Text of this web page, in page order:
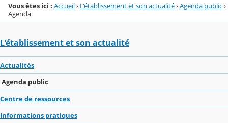
Vous êtes ici : Accueil› L'établissement et son actualité›Agenda public›
Agenda
L'établissement et son actualité
Actualités
Agenda public
Centre de ressources
Informations pratiques